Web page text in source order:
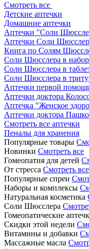
Смотреть все
Детские аптечки
Домашние аптечки
Аптечки "Соли
Аптечки Соли
Книга по Солям
Соли Шюсслера в
Соли Шюсслера в
Соли Шюсслера в
Аптечки первой
Аптечки доктора
Аптечка "Женское
Аптечки доктора
Смотреть все аптечки
Пеналы для хранения
Популярные товары
Новинки Смотреть все
Гомеопатия для детей
От стресса Смотреть все
Популярные спреи
Наборы и комплексы
Натуральная косметика
Соли Шюсслера
Гомеопатические
Скидки этой недели
Витамины и добавки
Массажные масла